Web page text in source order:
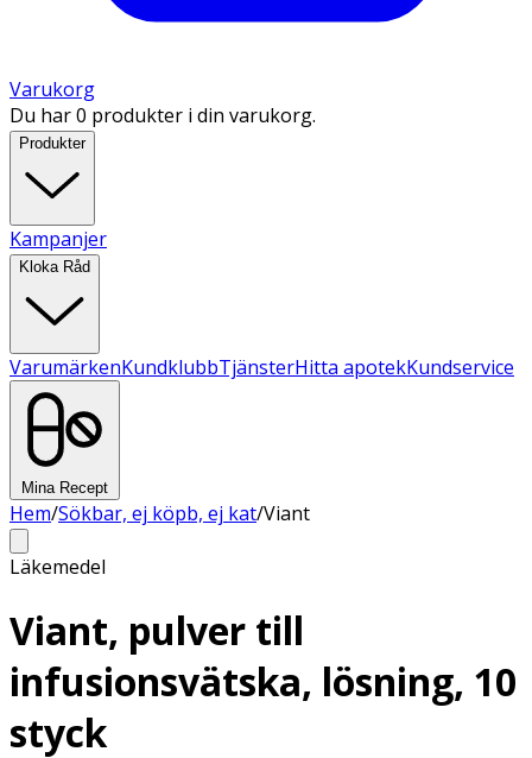
Varukorg
Du har 0 produkter i din varukorg.
Produkter
Kampanjer
Kloka Råd
VarumärkenKundklubbTjänsterHitta apotekKundservice
Mina Recept
Hem/Sökbar, ej köpb, ej kat/Viant
Läkemedel
Viant, pulver till
infusionsvätska, lösning, 10
styck